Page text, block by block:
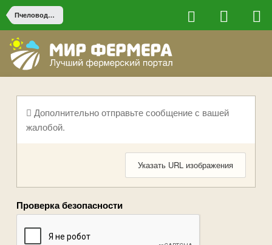
Пчеловодство
Дополнительно отправьте сообщение с вашей
жалобой.
Указать URL изображения
Проверка безопасности